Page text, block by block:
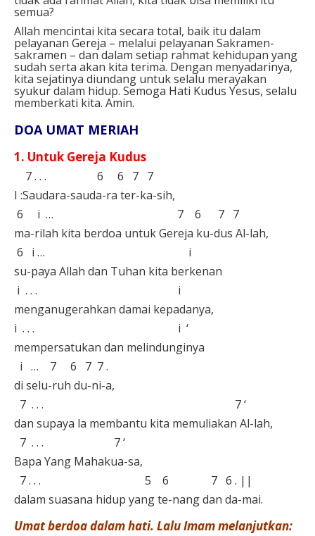
semua?
Allah mencintai kita secara total, baik itu dalam
pelayanan Gereja – melalui pelayanan Sakramen-
sakramen – dan dalam setiap rahmat kehidupan yang
sudah serta akan kita terima. Dengan menyadarinya,
kita sejatinya diundang untuk selalu merayakan
syukur dalam hidup. Semoga Hati Kudus Yesus, selalu
memberkati kita. Amin.
DOA UMAT MERIAH⁣
1. Untuk Gereja Kudus⁣
7 . . . 6 6 7 7⁣
I :Saudara-sauda-ra ter-ka-sih,⁣
6 i … 7 6 7 7⁣
ma-rilah kita berdoa untuk Gereja ku-dus Al-lah,⁣
6 i … i⁣
su-paya Allah dan Tuhan kita berkenan⁣
⁣ i . . . i
menganugerahkan damai kepadanya, ⁣
i . . . i ‘ ⁣
mempersatukan dan melindunginya⁣
i … 7 6 7 7 .
di selu-ruh du-ni-a,⁣
7 . . . 7 ‘⁣
dan supaya la membantu kita memuliakan Al-lah,⁣
7 . . . 7 ‘⁣
Bapa Yang Mahakua-sa,⁣
⁣ 7 . . . 5 6 7 6 . || ⁣
dalam suasana hidup yang te-nang dan da-mai.⁣⁣
Umat berdoa dalam hati. Lalu Imam melanjutkan:⁣